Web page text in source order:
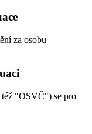
za osobu
též "OSVČ") se pro